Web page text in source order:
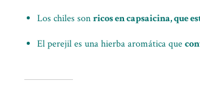
Los chiles sonricos en capsaicina, que
El perejil es una hierba aromática que